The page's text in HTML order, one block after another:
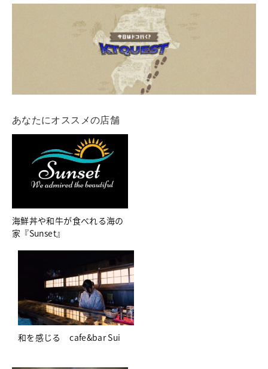
あなたにオススメの店舗
海鮮丼や和牛が食べれる海の
家『Sunset』
和を感じる cafe&bar Sui